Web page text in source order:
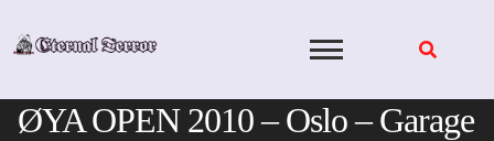
ØYA OPEN 2010 – Oslo – Garage